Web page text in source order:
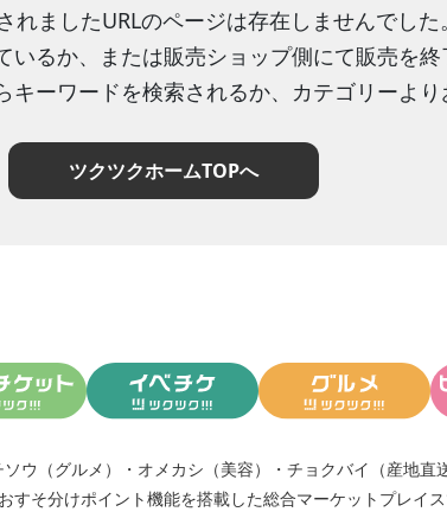
れましたURLのページは存在しませんでした。
るか、または販売ショップ側にて販売を終
ーワードを検索されるか、カテゴリーより
ツクツクホームTOPへ
ソウ（グルメ） ・ オメカシ（美容） ・ チョクバイ（産地直
おすそ分けポイント機能を搭載した総合マーケットプレイス